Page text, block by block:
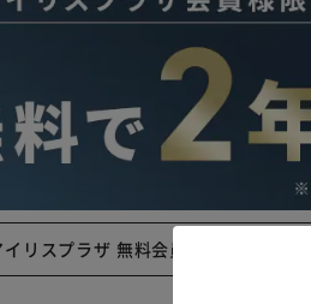
イリスプラザ 無料会員登録はこちら